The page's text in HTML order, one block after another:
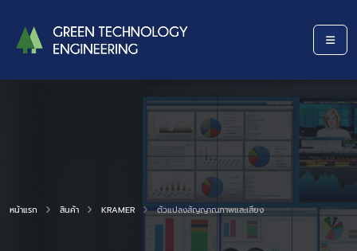
หน้าแรก สินค้า KRAMER ตัวแปลงสัญญาณภาพและเสียง